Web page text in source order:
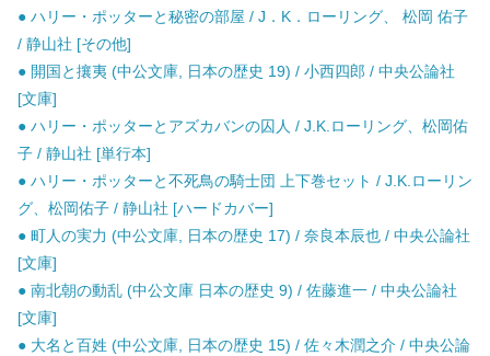
● ハリー・ポッターと秘密の部屋 / J．K．ローリング、 松岡 佑子
/ 静山社 [その他]
● 開国と攘夷 (中公文庫, 日本の歴史 19) / 小西四郎 / 中央公論社
[文庫]
● ハリー・ポッターとアズカバンの囚人 / J.K.ローリング、松岡佑
子 / 静山社 [単行本]
● ハリー・ポッターと不死鳥の騎士団 上下巻セット / J.K.ローリン
グ、松岡佑子 / 静山社 [ハードカバー]
● 町人の実力 (中公文庫, 日本の歴史 17) / 奈良本辰也 / 中央公論社
[文庫]
● 南北朝の動乱 (中公文庫 日本の歴史 9) / 佐藤進一 / 中央公論社
[文庫]
● 大名と百姓 (中公文庫, 日本の歴史 15) / 佐々木潤之介 / 中央公論